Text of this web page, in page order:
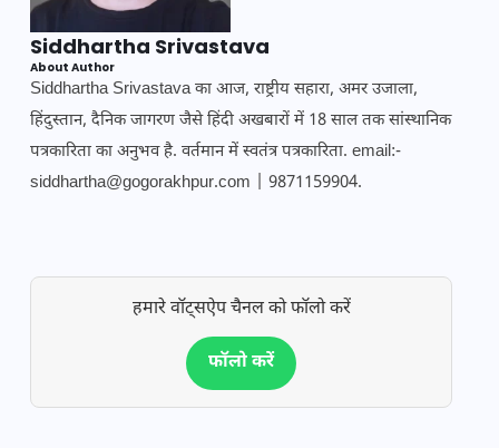
Siddhartha Srivastava
About Author
Siddhartha Srivastava का आज, राष्ट्रीय सहारा, अमर उजाला,
हिंदुस्तान, दैनिक जागरण जैसे हिंदी अखबारों में 18 साल तक सांस्थानिक
पत्रकारिता का अनुभव है. वर्तमान में स्वतंत्र पत्रकारिता. email:-
siddhartha@gogorakhpur.com | 9871159904.
हमारे वॉट्सऐप चैनल को फॉलो करें
फॉलो करें